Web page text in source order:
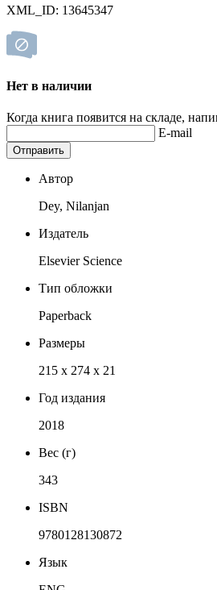
XML_ID: 13645347
Нет в наличии
Когда книга появится на складе,
E-mail
Отправить
Автор
Dey, Nilanjan
Издатель
Elsevier Science
Тип обложки
Paperback
Размеры
215 x 274 x 21
Год издания
2018
Вес (г)
343
ISBN
9780128130872
Язык